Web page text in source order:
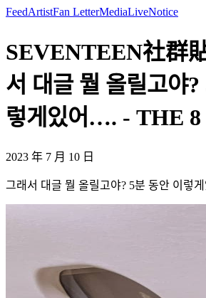
FeedArtistFan LetterMediaLiveNotice
SEVENTEEN社群
서 대글 뭘 올릴고야?
렇게있어…. - THE 8
2023 年 7 月 10 日
그래서 대글 뭘 올릴고야? 5분 동안 이렇